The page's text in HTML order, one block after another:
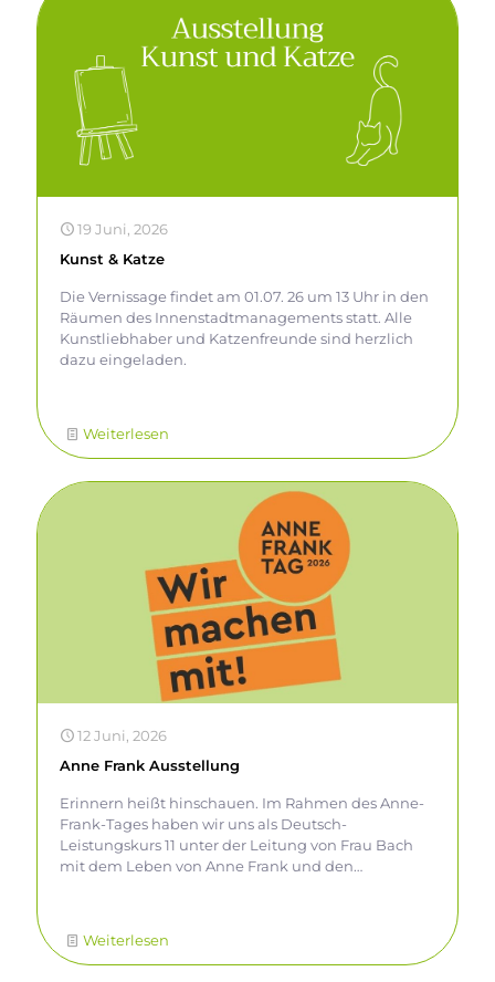
gestalten wir Berufsorientierung praxisnah und
zukunftsorientiert. v.l. Susann Winkler
(Verantwortlich für Berufsorientierung), Mandy
Badzio (Wirtschaftsförderung Erzgebirge), Carmen
Windrich (Schulleiterin)
19 Juni, 2026
Kunst & Katze
Die Vernissage findet am 01.07. 26 um 13 Uhr in den
Räumen des Innenstadtmanagements statt. Alle
Kunstliebhaber und Katzenfreunde sind herzlich
dazu eingeladen.
Weiterlesen
12 Juni, 2026
Anne Frank Ausstellung
Erinnern heißt hinschauen. Im Rahmen des Anne-
Frank-Tages haben wir uns als Deutsch-
Leistungskurs 11 unter der Leitung von Frau Bach
mit dem Leben von Anne Frank und den
bis hin zu Nachdenklichkeit. Einige dieser
Stimmen haben wir hier gesammelt.
Weiterlesen